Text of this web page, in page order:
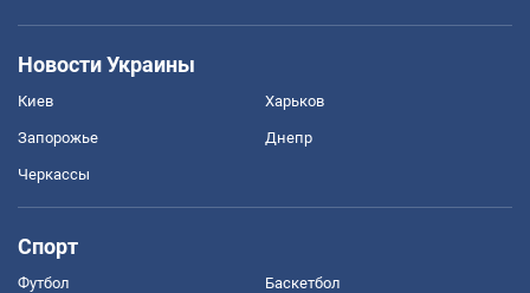
Новости Украины
Киев Харьков
Запорожье Днепр
Черкассы
Спорт
Футбол Баскетбол